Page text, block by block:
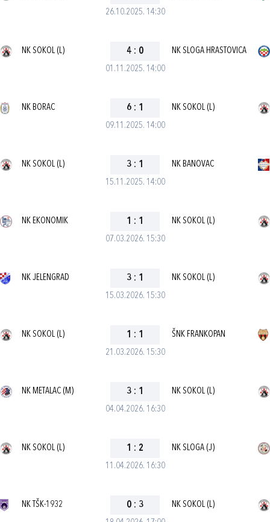
26.10.2025. 14:30
01.11.2025. 14:00
NK SOKOL (L) 4 : 0 NK SLOGA HRASTOVICA
09.11.2025. 14:00
NK BORAC 6 : 1 NK SOKOL (L)
15.11.2025. 14:00
NK SOKOL (L) 3 : 1 NK BANOVAC
07.03.2026. 15:30
NK EKONOMIK 1 : 1 NK SOKOL (L)
15.03.2026. 15:30
NK JELENGRAD 3 : 1 NK SOKOL (L)
21.03.2026. 15:30
NK SOKOL (L) 1 : 1 ŠNK FRANKOPAN
04.04.2026. 16:30
NK METALAC (M) 3 : 1 NK SOKOL (L)
11.04.2026. 16:30
NK SOKOL (L) 1 : 2 NK SLOGA (J)
NK TŠK-1932 0 : 3 NK SOKOL (L)